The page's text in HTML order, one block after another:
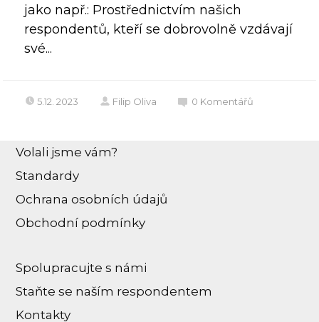
jako např.: Prostřednictvím našich
respondentů, kteří se dobrovolně vzdávají
své...
5.12. 2023 Filip Oliva 0 Komentářů
Volali jsme vám?
Standardy
Ochrana osobních údajů
Obchodní podmínky
Spolupracujte s námi
Staňte se naším respondentem
Kontakty